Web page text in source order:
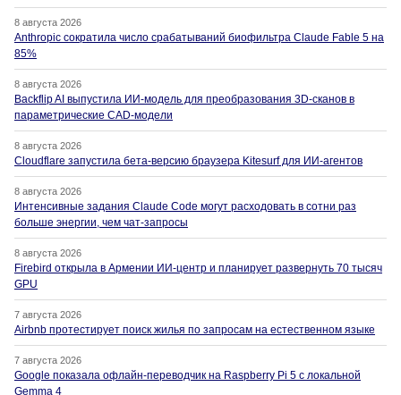
8 августа 2026
Anthropic сократила число срабатываний биофильтра Claude Fable 5 на
85%
8 августа 2026
Backflip AI выпустила ИИ-модель для преобразования 3D-сканов в
параметрические CAD-модели
8 августа 2026
Cloudflare запустила бета-версию браузера Kitesurf для ИИ-агентов
8 августа 2026
Интенсивные задания Claude Code могут расходовать в сотни раз
больше энергии, чем чат-запросы
8 августа 2026
Firebird открыла в Армении ИИ-центр и планирует развернуть 70 тысяч
GPU
7 августа 2026
Airbnb протестирует поиск жилья по запросам на естественном языке
7 августа 2026
Google показала офлайн-переводчик на Raspberry Pi 5 с локальной
Gemma 4